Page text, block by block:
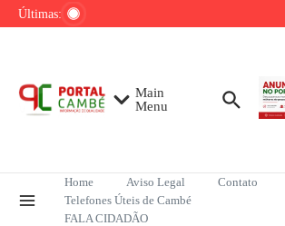
Ir para o conteúdo
Últimas:
Mega-Sena sorteia R$ 165
sobre redução do
Main
Menu
Home Aviso Legal
Contato
Telefones Úteis de Cambé
FALA CIDADÃO